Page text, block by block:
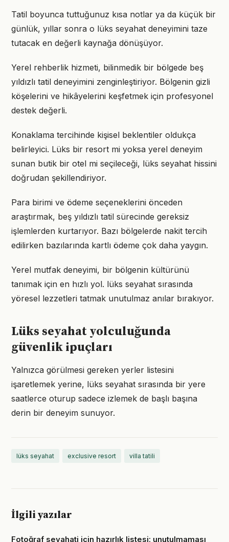
Tatil boyunca tuttuğunuz kısa notlar ya da küçük bir
günlük, yıllar sonra o lüks seyahat deneyimini taze
tutacak en değerli kaynağa dönüşüyor.
Yerel rehberlik hizmeti, bilinmedik bir bölgede beş
yıldızlı tatil deneyimini zenginleştiriyor. Bölgenin gizli
köşelerini ve hikâyelerini keşfetmek için profesyonel
destek değerli.
Konaklama tercihinde kişisel beklentiler oldukça
belirleyici. Lüks bir resort mi yoksa yerel deneyim
sunan butik bir otel mi seçileceği, lüks seyahat hissini
doğrudan şekillendiriyor.
Para birimi ve ödeme seçeneklerini önceden
araştırmak, beş yıldızlı tatil sürecinde gereksiz
işlemlerden kurtarıyor. Bazı bölgelerde nakit tercih
edilirken bazılarında kartlı ödeme çok daha yaygın.
Yerel mutfak deneyimi, bir bölgenin kültürünü
tanımak için en hızlı yol. lüks seyahat sırasında
yöresel lezzetleri tatmak unutulmaz anılar bırakıyor.
Lüks seyahat yolculuğunda
güvenlik ipuçları
Yalnızca görülmesi gereken yerler listesini
işaretlemek yerine, lüks seyahat sırasında bir yere
saatlerce oturup sadece izlemek de başlı başına
derin bir deneyim sunuyor.
lüks seyahat exclusive resort villa tatili
İlgili yazılar
Fotoğraf seyahati için hazırlık listesi: unutulmaması